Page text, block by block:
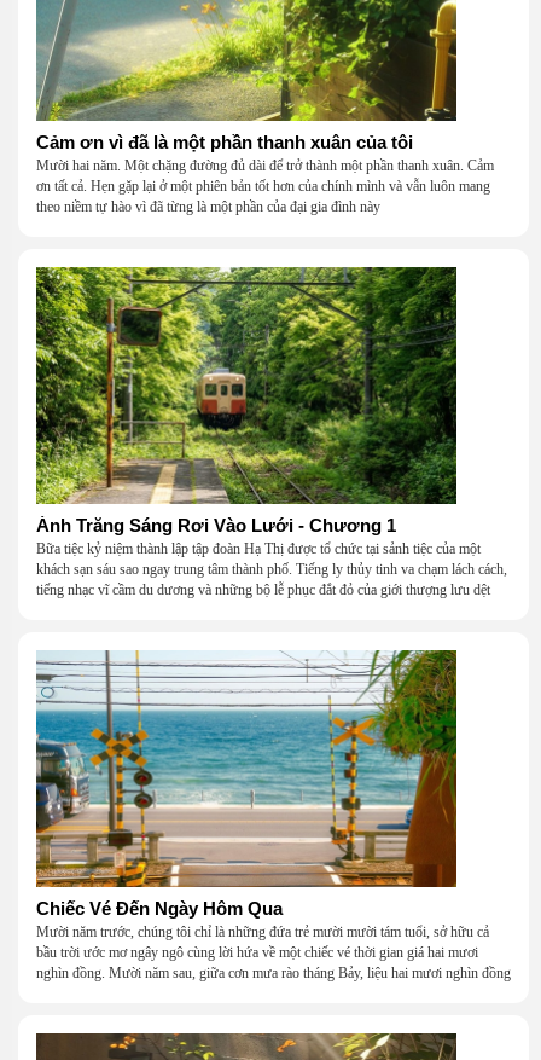
Cảm ơn vì đã là một phần thanh xuân của tôi
Mười hai năm. Một chặng đường đủ dài để trở thành một phần thanh xuân. Cảm
ơn tất cả. Hẹn gặp lại ở một phiên bản tốt hơn của chính mình và vẫn luôn mang
theo niềm tự hào vì đã từng là một phần của đại gia đình này
Ánh Trăng Sáng Rơi Vào Lưới - Chương 1
Bữa tiệc kỷ niệm thành lập tập đoàn Hạ Thị được tổ chức tại sảnh tiệc của một
khách sạn sáu sao ngay trung tâm thành phố. Tiếng ly thủy tinh va chạm lách cách,
tiếng nhạc vĩ cầm du dương và những bộ lễ phục đắt đỏ của giới thượng lưu dệt
Chiếc Vé Đến Ngày Hôm Qua
Mười năm trước, chúng tôi chỉ là những đứa trẻ mười mười tám tuổi, sở hữu cả
bầu trời ước mơ ngây ngô cùng lời hứa về một chiếc vé thời gian giá hai mươi
nghìn đồng. Mười năm sau, giữa cơn mưa rào tháng Bảy, liệu hai mươi nghìn đồng